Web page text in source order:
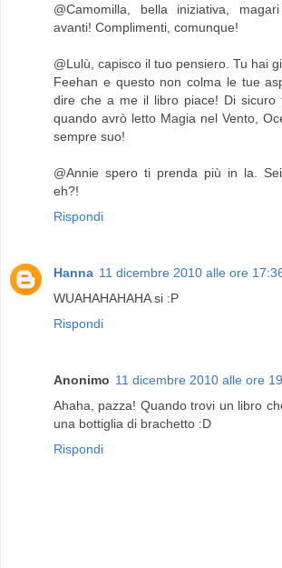
@Camomilla, bella iniziativa,
avanti! Complimenti, comunque!
@Lulù, capisco il tuo pensiero. Tu hai
Feehan e questo non colma le tue
dire che a me il libro piace! Di sicuro
quando avrò letto Magia nel Vento,
sempre suo!
@Annie spero ti prenda più in la.
eh?!
Rispondi
Hanna 11 dicembre 2010 alle ore
WUAHAHAHAHA si :P
Rispondi
Anonimo 11 dicembre 2010 alle ore
Ahaha, pazza! Quando trovi un libro
una bottiglia di brachetto :D
Rispondi